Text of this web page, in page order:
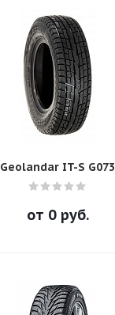
Geolandar IT-S G073
от 0руб.